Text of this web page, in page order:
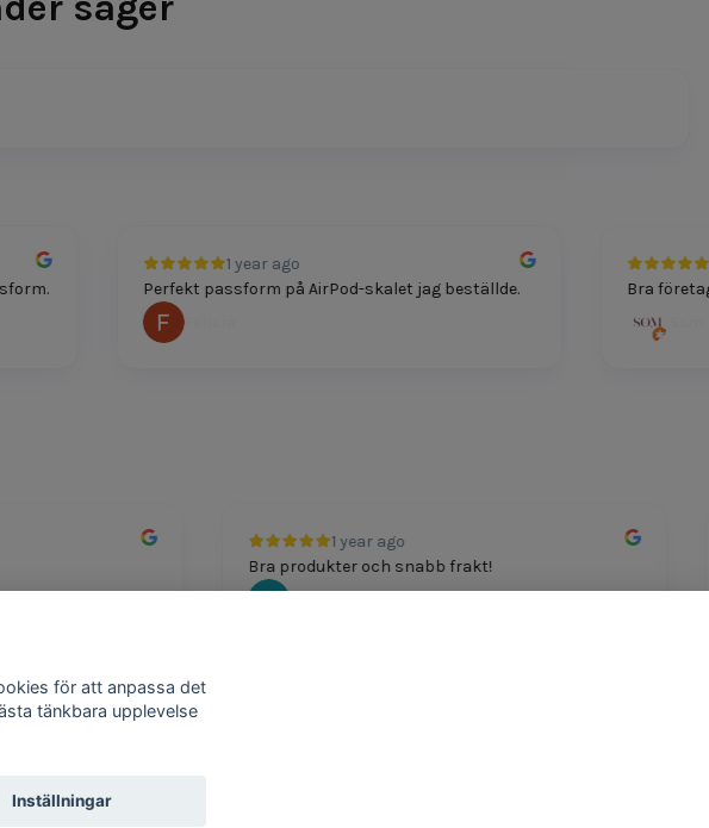
1 year ago
Perfekt passform på AirPod-skalet jag beställde.
Felicia
1
Bra företag
Som
1 year ago
Bra produkter och snabb frakt!
trustmary
för att anpassa det
tänkbara upplevelse
Inställningar